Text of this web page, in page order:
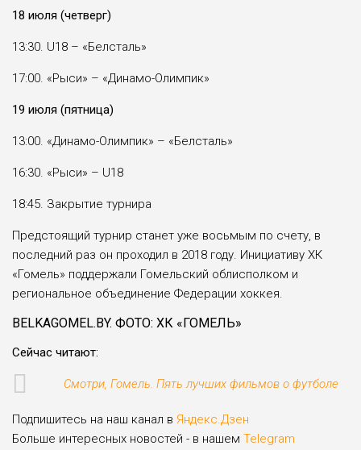
18 июля (четверг)
13:30. U18 – «Белсталь»
17:00. «Рыси» – «Динамо-Олимпик»
19 июля (пятница)
13:00. «Динамо-Олимпик» – «Белсталь»
16:30. «Рыси» – U18
18:45. Закрытие турнира
Предстоящий турнир станет уже восьмым по счету, в
последний раз он проходил в 2018 году. Инициативу ХК
«Гомель» поддержали Гомельский облисполком и
региональное объединение Федерации хоккея.
BELKAGOMEL.BY. ФОТО: ХК «ГОМЕЛЬ»
Сейчас читают:
Cмотри, Гомель. Пять лучших фильмов о футболе
Подпишитесь на наш канал в Яндекс.Дзен
Больше интересных новостей - в нашем Telegram